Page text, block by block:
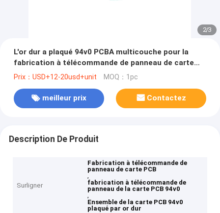
2/3
L'or dur a plaqué 94v0 PCBA multicouche pour la
fabrication à télécommande de panneau de carte
PCB
Prix：USD+12-20usd+unit MOQ：1pc
meilleur prix Contactez
Description De Produit
Surligner
Fabrication à télécommande de
panneau de carte PCB
,
fabrication à télécommande de
panneau de la carte PCB 94v0
,
Ensemble de la carte PCB 94v0
plaqué par or dur